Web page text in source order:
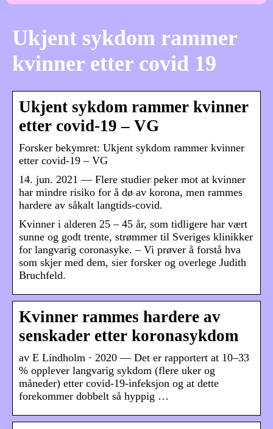
Ukjent sykdom rammer
kvinner etter covid 19
Ukjent sykdom rammer kvinner
etter covid-19 – VG
Forsker bekymret: Ukjent sykdom rammer kvinner
etter covid-19 – VG
14. jun. 2021 — Flere studier peker mot at kvinner
har mindre risiko for å dø av korona, men rammes
hardere av såkalt langtids-covid.
Kvinner i alderen 25 – 45 år, som tidligere har vært
sunne og godt trente, strømmer til Sveriges klinikker
for langvarig coronasyke. – Vi prøver å forstå hva
som skjer med dem, sier forsker og overlege Judith
Bruchfeld.
Kvinner rammes hardere av
senskader etter koronasykdom
av E Lindholm · 2020 — Det er rapportert at 10–33
% opplever langvarig sykdom (flere uker og
måneder) etter covid-19-infeksjon og at dette
forekommer dobbelt så hyppig …